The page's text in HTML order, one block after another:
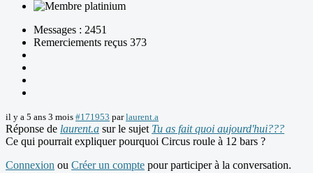
Messages : 2451
Remerciements reçus 373
il y a 5 ans 3 mois #171953 parlaurent.a
Réponse de laurent.a sur le sujet Tu as fait quoi aujourd'hui???
Ce qui pourrait expliquer pourquoi Circus roule à 12 bars ?
Connexion ou Créer un compte pour participer à la conversation.